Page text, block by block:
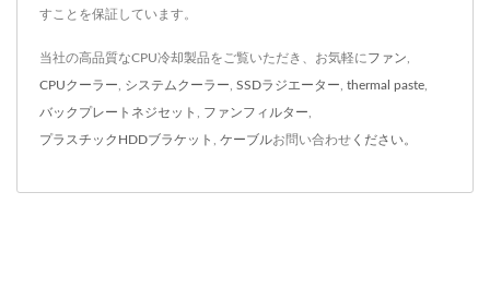
すことを保証しています。
当社の高品質なCPU冷却製品をご覧いただき、お気軽にファン
CPUクーラー システムクーラー SSDラジエーター thermal paste
バックプレートネジセット ファンフィルター
プラスチックHDDブラケット ケーブルお問い合わせ ください。